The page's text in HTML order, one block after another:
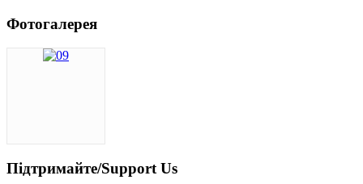
Фотогалерея
Підтримайте/Support Us